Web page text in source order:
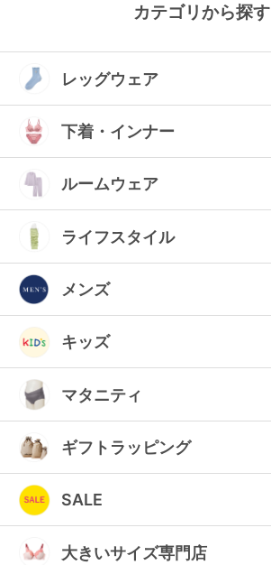
カテゴリから探す
レッグウェア
下着・インナー
ルームウェア
ライフスタイル
メンズ
キッズ
マタニティ
ギフトラッピング
SALE
大きいサイズ専門店